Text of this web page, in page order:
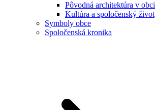
Pôvodná architektúra v obci
Kultúra a spoločenský život
Symboly obce
Spoločenská kronika